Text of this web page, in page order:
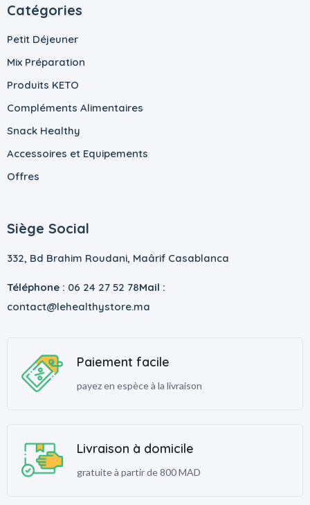
Catégories
Petit Déjeuner
Mix Préparation
Produits KETO
Compléments Alimentaires
Snack Healthy
Accessoires et Equipements
Offres
Siège Social
332, Bd Brahim Roudani, Maârif Casablanca
Téléphone : 06 24 27 52 78Mail :
contact@lehealthystore.ma
Paiement facile
payez en espèce à la livraison
Livraison à domicile
gratuite à partir de 800 MAD